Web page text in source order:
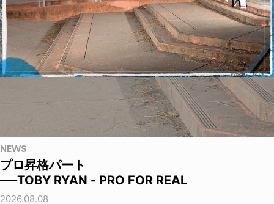
NEWS
プロ昇格パート
──TOBY RYAN - PRO FOR REAL
2026.08.08